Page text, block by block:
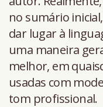
no sumário
dar lugar à
uma maneira
melhor, em
usadas com
tom profissional.